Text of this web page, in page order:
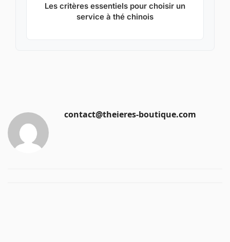
Les critères essentiels pour choisir un
service à thé chinois
contact@theieres-boutique.com